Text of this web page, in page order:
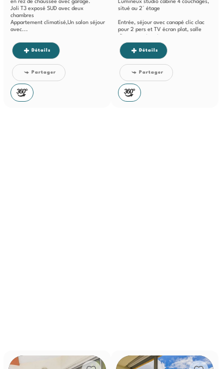
en rez de chaussée avec garage.
Joli T3 exposé SUD avec deux
chambres
Appartement climatisé,Un salon séjour
avec...
Détails
Partager
Lumineux studio cabine 4 couchages,
situé au 2° étage
Entrée, séjour avec canapé clic clac
pour 2 pers et TV écran plat, salle
Détails
Partager